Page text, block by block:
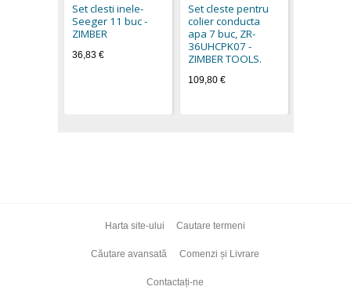
Set clesti inele-
Seeger 11 buc -
ZIMBER
36,83 €
Set cleste pentru
colier conducta
apa 7 buc, ZR-
36UHCPK07 -
ZIMBER TOOLS.
109,80 €
Harta site-ului Cautare termeni
Căutare avansată Comenzi și Livrare
Contactați-ne